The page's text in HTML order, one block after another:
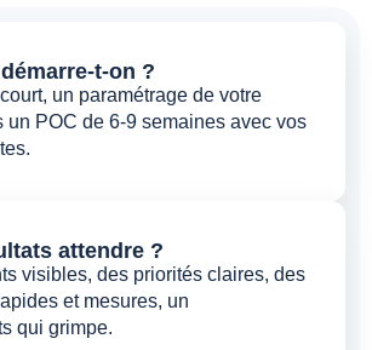
t-on ?
un paramétrage de votre
un POC de 6-9 semaines avec vos
attendre ?
visibles, des priorités claires, des
et mesures, un
qui grimpe.